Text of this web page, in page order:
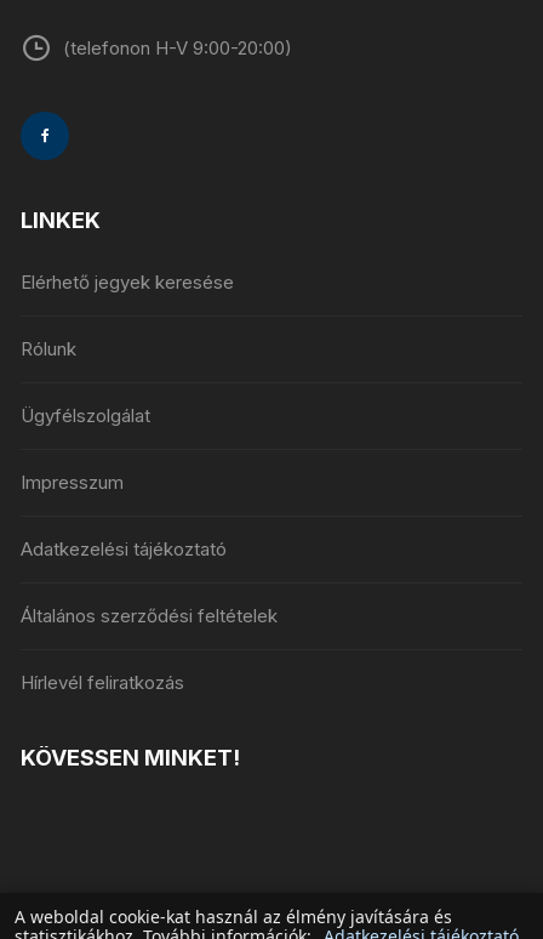
(telefonon H-V 9:00-20:00)
LINKEK
Elérhető jegyek keresése
Rólunk
Ügyfélszolgálat
Impresszum
Adatkezelési tájékoztató
Általános szerződési feltételek
Hírlevél feliratkozás
KÖVESSEN MINKET!
A weboldal cookie-kat használ az élmény javítására és